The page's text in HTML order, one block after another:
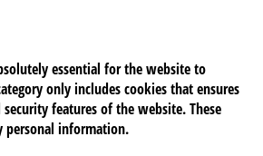
essential for the website to
only includes cookies that ensures
features of the website. These
personal information.